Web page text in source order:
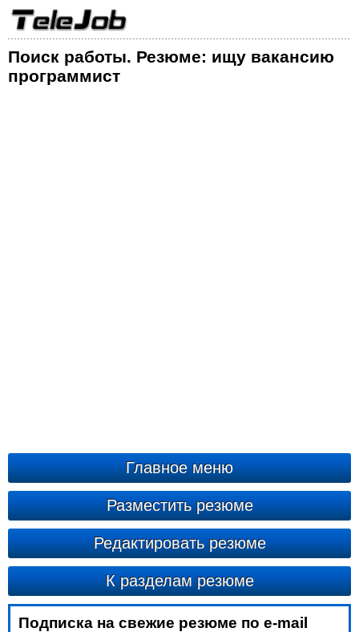
Поиск работы. Резюме: ищу вакансию
программист
Главное меню
Разместить резюме
Редактировать резюме
К разделам резюме
Подписка на свежие резюме по e-mail